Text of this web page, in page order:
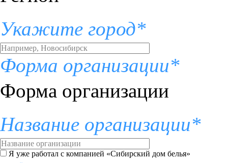
Укажите город*
Форма организации*
Форма организации
Название организации*
Я уже работал с компанией «Сибирский дом белья»